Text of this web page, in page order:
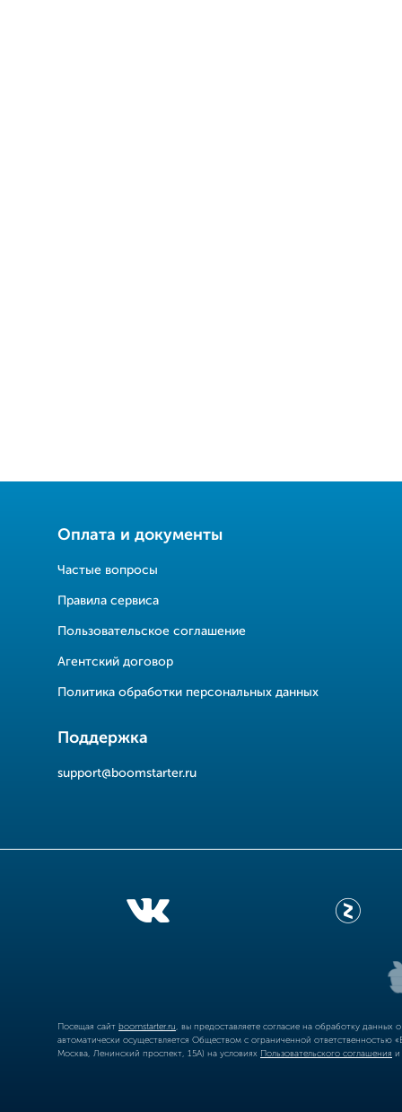
Оплата и документы
Частые вопросы
Правила сервиса
Пользовательское соглашение
Агентский договор
Политика обработки персональных данных
Поддержка
support@boomstarter.ru
Посещая сайт boomstarter.ru , вы предоставляете согласие на обработку
автоматически осуществляется Обществом с ограниченной
Москва, Ленинский проспект, 15А) на условиях Пользовательского соглашения и